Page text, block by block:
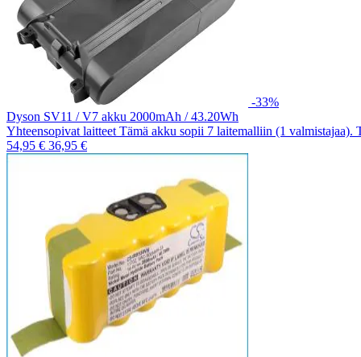
-33%
Dyson SV11 / V7 akku 2000mAh / 43.20Wh
Yhteensopivat laitteet Tämä akku sopii 7 laitemalliin (1 valmistajaa).
54,95 € 36,95 €